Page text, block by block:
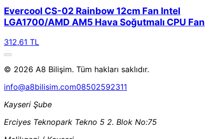
Evercool CS-02 Rainbow 12cm Fan Intel
LGA1700/AMD AM5 Hava Soğutmalı CPU Fan
312,61 TL
© 2026 A8 Bilişim. Tüm hakları saklıdır.
info@a8bilisim.com08502592311
Kayseri Şube
Erciyes Teknopark Tekno 5 2. Blok No:75